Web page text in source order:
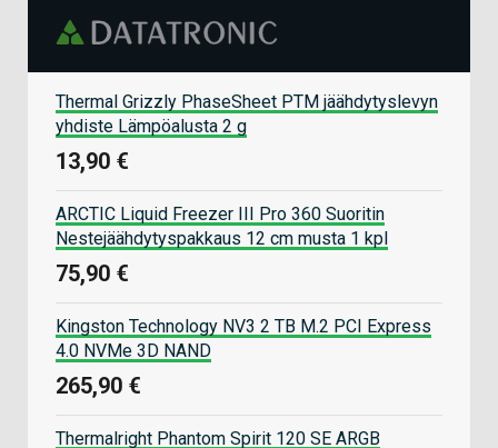
Thermal Grizzly PhaseSheet PTM jäähdytyslevyn
yhdiste Lämpöalusta 2 g
13,90 €
ARCTIC Liquid Freezer III Pro 360 Suoritin
Nestejäähdytyspakkaus 12 cm musta 1 kpl
75,90 €
Kingston Technology NV3 2 TB M.2 PCI Express
4.0 NVMe 3D NAND
265,90 €
Thermalright Phantom Spirit 120 SE ARGB